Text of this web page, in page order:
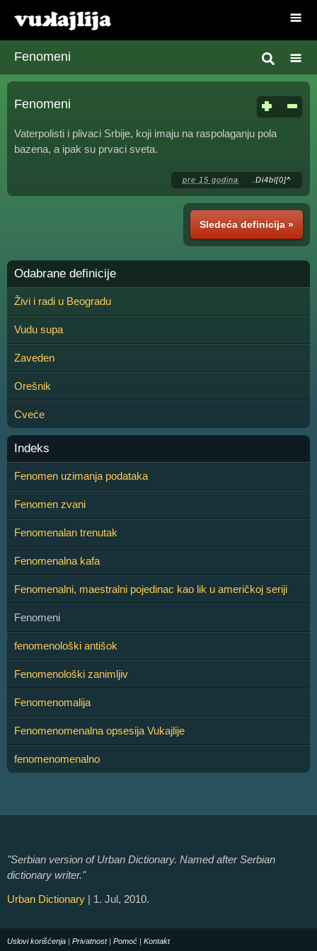
Fenomeni
Fenomeni
Vaterpolisti i plivaci Srbije, koji imaju na raspolaganju pola
bazena, a ipak su prvaci sveta.
pre 15 godina .Di4bl[0]^
Sledeća definicija »
Odabrane definicije
Živi i radi u Beogradu
Vudu supa
Zaveden
Orešnik
Cveće
Indeks
Fenomen uzimanja podataka
Fenomen zvani
Fenomenalan trenutak
Fenomenalna kafa
Fenomenalni, maestralni pojedinac kao lik u američkoj seriji
Fenomeni
fenomenološki antišok
Fenomenološki zanimljiv
Fenomenomalija
Fenomenomenalna opsesija Vukajlije
fenomenomenalno
"Serbian version of Urban Dictionary. Named after Serbian
dictionary writer."
Urban Dictionary | 1. Jul, 2010.
Uslovi korišćenja | Privatnost| Pomoć | Kontakt